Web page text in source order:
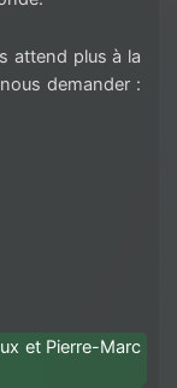
attend plus à la
demander :
et Pierre-Marc